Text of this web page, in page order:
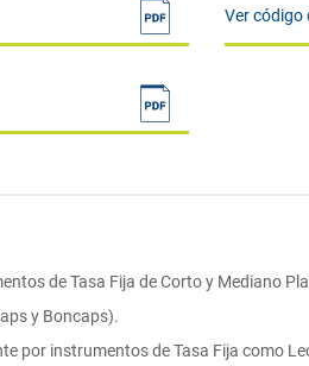
Ver código
de Tasa Fija de Corto y Mediano
y Boncaps).
por instrumentos de Tasa Fija como